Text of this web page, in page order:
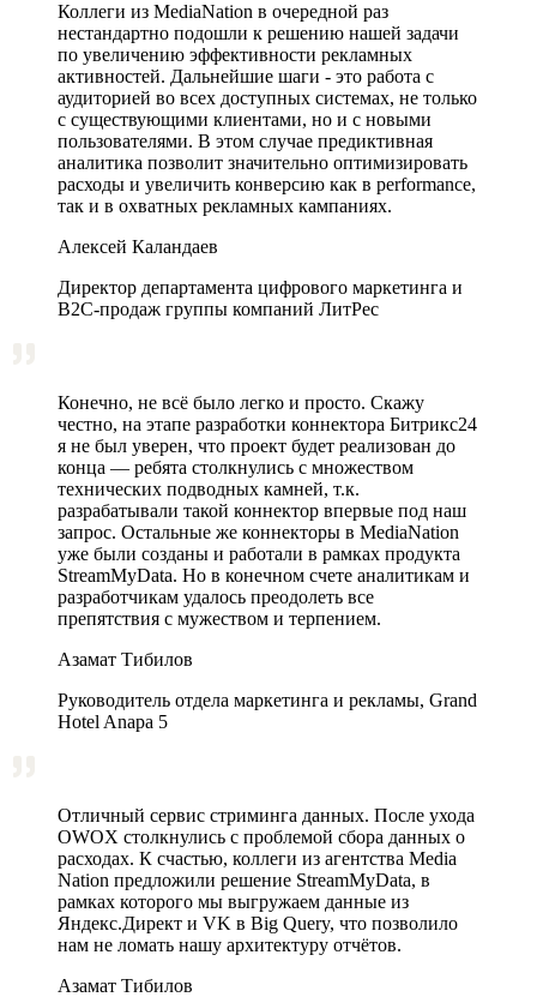
Коллеги из MediaNation в очередной раз
нестандартно подошли к решению нашей задачи
по увеличению эффективности рекламных
активностей. Дальнейшие шаги - это работа с
аудиторией во всех доступных системах, не только
с существующими клиентами, но и с новыми
пользователями. В этом случае предиктивная
аналитика позволит значительно оптимизировать
расходы и увеличить конверсию как в performance,
так и в охватных рекламных кампаниях.
Алексей Каландаев
Директор департамента цифрового маркетинга и
В2С-продаж группы компаний ЛитРес
Конечно, не всё было легко и просто. Скажу
честно, на этапе разработки коннектора Битрикс24
я не был уверен, что проект будет реализован до
конца — ребята столкнулись с множеством
технических подводных камней, т.к.
разрабатывали такой коннектор впервые под наш
запрос. Остальные же коннекторы в MediaNation
уже были созданы и работали в рамках продукта
StreamMyData. Но в конечном счете аналитикам и
разработчикам удалось преодолеть все
препятствия с мужеством и терпением.
Азамат Тибилов
Руководитель отдела маркетинга и рекламы, Grand
Hotel Anapa 5
Отличный сервис стриминга данных. После ухода
OWOX столкнулись с проблемой сбора данных о
расходах. К счастью, коллеги из агентства Media
Nation предложили решение StreamMyData, в
рамках которого мы выгружаем данные из
Яндекс.Директ и VK в Big Query, что позволило
нам не ломать нашу архитектуру отчётов.
Азамат Тибилов